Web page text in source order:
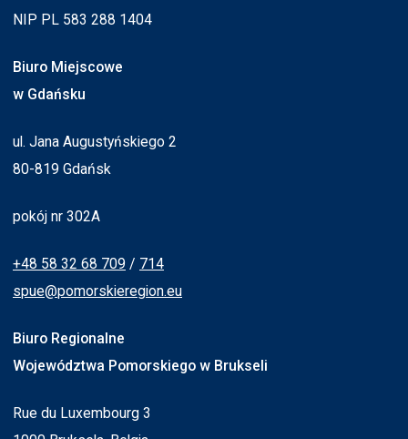
NIP PL 583 288 1404
Biuro Miejscowe
w Gdańsku
ul. Jana Augustyńskiego 2
80-819 Gdańsk
pokój nr 302A
+48 58 32 68 709 / 714
spue@pomorskieregion.eu
Biuro Regionalne
Województwa Pomorskiego w Brukseli
Rue du Luxembourg 3